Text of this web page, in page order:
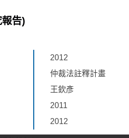
告)
2012
仲裁法註釋計畫
王欽彥
2011
2012